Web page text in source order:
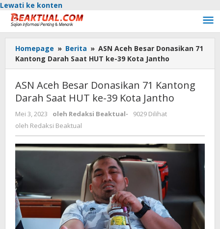
Lewati ke konten
Homepage » Berita » ASN Aceh Besar Donasikan 71
Kantong Darah Saat HUT ke-39 Kota Jantho
ASN Aceh Besar Donasikan 71 Kantong
Darah Saat HUT ke-39 Kota Jantho
Mei 3, 2023 oleh Redaksi Beaktual-
9029 Dilihat
oleh Redaksi Beaktual